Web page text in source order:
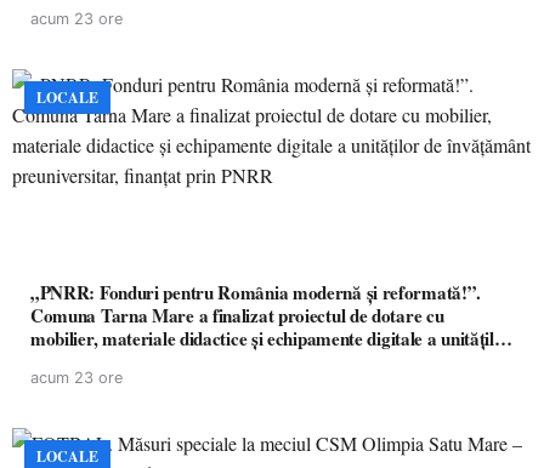
acum 23 ore
LOCALE
„PNRR: Fonduri pentru România modernă și reformată!”.
Comuna Tarna Mare a finalizat proiectul de dotare cu
mobilier, materiale didactice și echipamente digitale a unităților
acum 23 ore
LOCALE